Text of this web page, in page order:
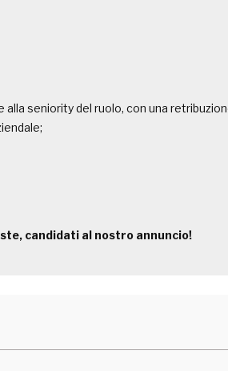
seniority del ruolo, con una
candidati al nostro annuncio!